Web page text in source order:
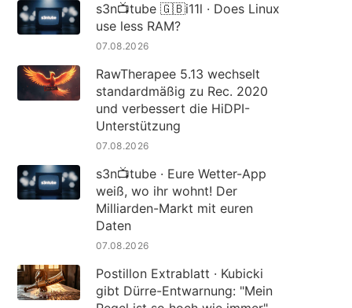
s3n📺tube 🇬🇧i11l · Does Linux
use less RAM?
07.08.2026
RawTherapee 5.13 wechselt
standardmäßig zu Rec. 2020
und verbessert die HiDPI-
Unterstützung
07.08.2026
s3n📺tube · Eure Wetter-App
weiß, wo ihr wohnt! Der
Milliarden-Markt mit euren
Daten
07.08.2026
Postillon Extrablatt · Kubicki
gibt Dürre-Entwarnung: "Mein